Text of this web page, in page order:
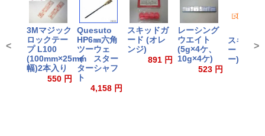
3Mマジック
ロックテー
プ L100
(100mm×25mm
幅)2本入り
550 円
Quesuto
HP6㎜六角
ツーウェ
イ スター
ターシャフ
ト
4,158 円
スキッドガ
ード (オレ
ンジ)
891 円
レーシング
ウエイト
(5g×4ケ、
10g×4ケ)
523 円
スキッド
ードS (ブ
ー)
< >